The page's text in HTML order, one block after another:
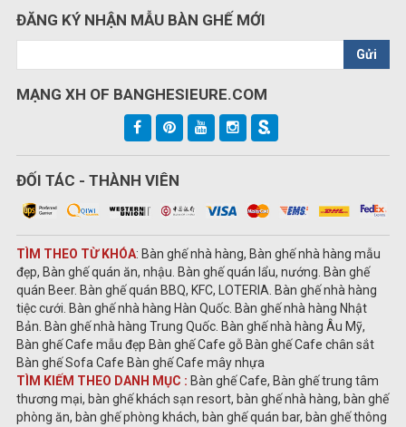
ĐĂNG KÝ NHẬN MẪU BÀN GHẾ MỚI
Gửi
MẠNG XH OF BANGHESIEURE.COM
ĐỐI TÁC - THÀNH VIÊN
TÌM THEO TỪ KHÓA: Bàn ghế nhà hàng, Bàn ghế nhà hàng mẫu
đẹp, Bàn ghế quán ăn, nhậu. Bàn ghế quán lẩu, nướng. Bàn ghế
quán Beer. Bàn ghế quán BBQ, KFC, LOTERIA. Bàn ghế nhà hàng
tiệc cưới. Bàn ghế nhà hàng Hàn Quốc. Bàn ghế nhà hàng Nhật
Bản. Bàn ghế nhà hàng Trung Quốc. Bàn ghế nhà hàng Âu Mỹ,
Bàn ghế Cafe mẫu đẹp Bàn ghế Cafe gỗ Bàn ghế Cafe chân sắt
Bàn ghế Sofa Cafe Bàn ghế Cafe mây nhựa
TÌM KIẾM THEO DANH MỤC : Bàn ghế Cafe, Bàn ghế trung tâm
thương mại, bàn ghế khách sạn resort, bàn ghế nhà hàng, bàn ghế
phòng ăn, bàn ghế phòng khách, bàn ghế quán bar, bàn ghế thông